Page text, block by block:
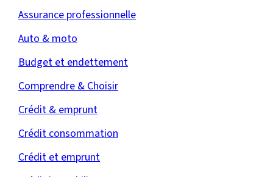
Assurance professionnelle
Auto & moto
Budget et endettement
Comprendre & Choisir
Crédit & emprunt
Crédit consommation
Crédit et emprunt